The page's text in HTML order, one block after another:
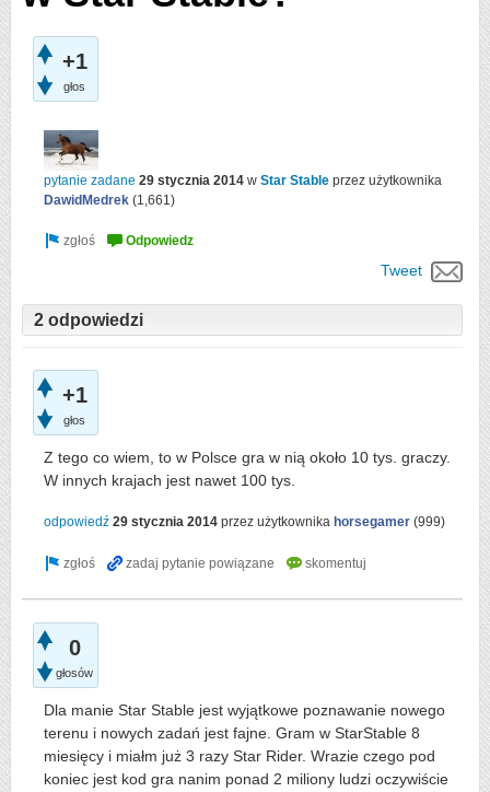
+1
głos
pytanie zadane 29 stycznia 2014 w Star Stable przez użytkownika
DawidMedrek (1,661)
Tweet
2 odpowiedzi
+1
głos
Z tego co wiem, to w Polsce gra w nią około 10 tys. graczy.
W innych krajach jest nawet 100 tys.
odpowiedź 29 stycznia 2014 przez użytkownika horsegamer (999)
0
głosów
Dla manie Star Stable jest wyjątkowe poznawanie nowego
terenu i nowych zadań jest fajne. Gram w StarStable 8
miesięcy i miałm już 3 razy Star Rider. Wrazie czego pod
koniec jest kod gra nanim ponad 2 miliony ludzi oczywiście